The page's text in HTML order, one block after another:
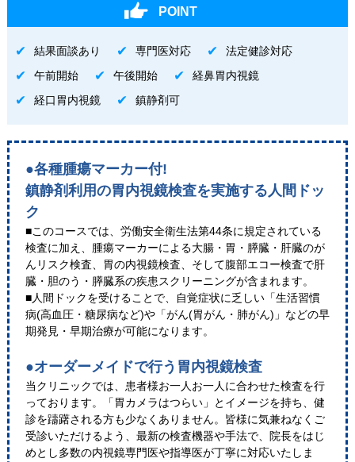
POINT
結果面談あり 専門医対応
法定健診対応
午前開始
午後開始
経鼻胃内視鏡
経口胃内視鏡
鎮静剤可
●各種腫瘍マーカー付!
鎮静剤利用の胃内視鏡検査を実施する人間ドッ
ク
■このコースでは、労働安全衛生法第44条に規定されている
検査に加え、腫瘍マーカーによる大腸・胃・膵臓・肝臓のが
んリスク検査、胃の内視鏡検査、そして腹部エコー検査で肝
臓・胆のう・膵臓系の疾患スクリーニングが含まれます。
■人間ドックを受けることで、自覚症状に乏しい「生活習慣
病(高血圧・糖尿病など)や「がん(胃がん・肺がん)」などの早
期発見・早期治療が可能になります。
●オーダーメイドで行う胃内視鏡検査
当クリニックでは、患者様お一人お一人に合わせた検査を行
っております。「胃カメラはつらい」とイメージを持ち、健
診を躊躇される方も少なくありません。皆様に気兼ねなくご
受診いただけるよう、最新の検査機器や手法で、院長をはじ
めとし多数の内視鏡専門医や指導医が丁寧に対応いたしま